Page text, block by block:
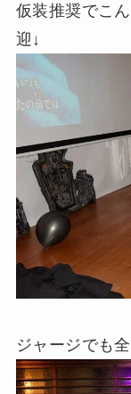
仮装推奨でこ
迎↓
ジャージでも